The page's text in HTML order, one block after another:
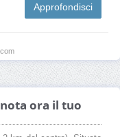
Approfondisci
ora il tuo